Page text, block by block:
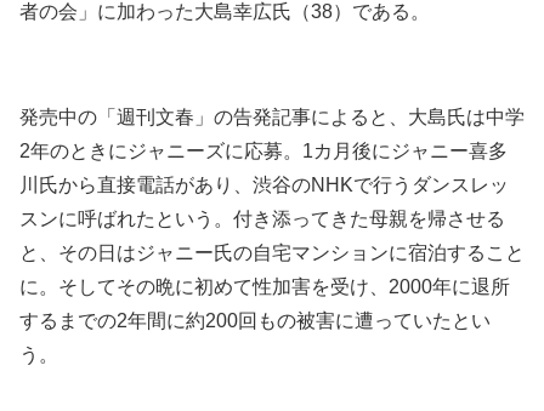
者の会」に加わった大島幸広氏（38）である。
発売中の「週刊文春」の告発記事によると、大島氏は中学
2年のときにジャニーズに応募。1カ月後にジャニー喜多
川氏から直接電話があり、渋谷のNHKで行うダンスレッ
スンに呼ばれたという。付き添ってきた母親を帰させる
と、その日はジャニー氏の自宅マンションに宿泊すること
に。そしてその晩に初めて性加害を受け、2000年に退所
するまでの2年間に約200回もの被害に遭っていたとい
う。